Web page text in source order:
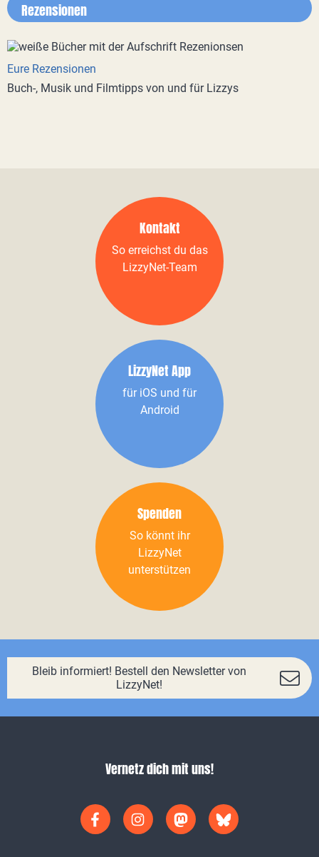
Rezensionen
Eure Rezensionen
Buch-, Musik und Filmtipps von und für Lizzys
Kontakt
So erreichst du das
LizzyNet-Team
LizzyNet App
für iOS und für
Android
Spenden
So könnt ihr
LizzyNet
unterstützen
Bleib informiert! Bestell den Newsletter von
LizzyNet!
Vernetz dich mit uns!